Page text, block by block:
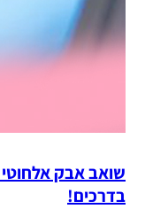
שואב אבק אלחוטי
בדרכים!